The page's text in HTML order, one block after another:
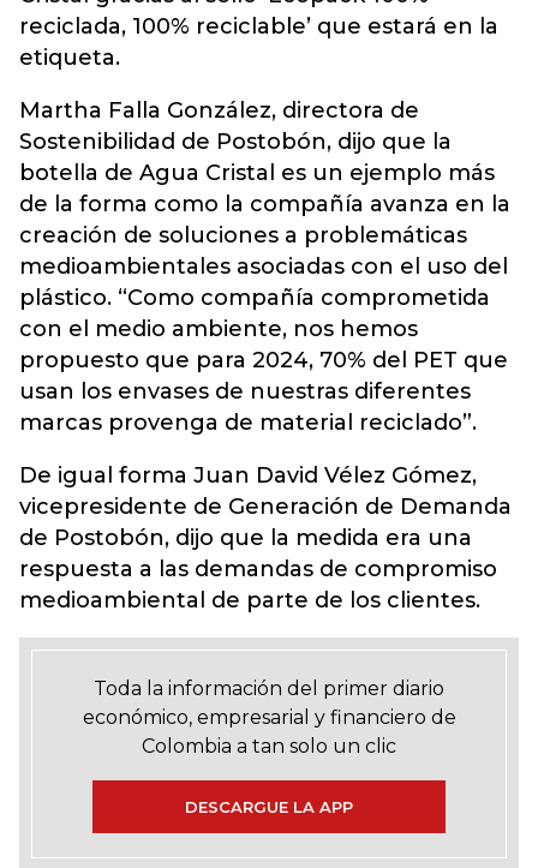
reciclada, 100% reciclable’ que estará en la
etiqueta.
Martha Falla González, directora de
Sostenibilidad de Postobón, dijo que la
botella de Agua Cristal es un ejemplo más
de la forma como la compañía avanza en la
creación de soluciones a problemáticas
medioambientales asociadas con el uso del
plástico. “Como compañía comprometida
con el medio ambiente, nos hemos
propuesto que para 2024, 70% del PET que
usan los envases de nuestras diferentes
marcas provenga de material reciclado”.
De igual forma Juan David Vélez Gómez,
vicepresidente de Generación de Demanda
de Postobón, dijo que la medida era una
respuesta a las demandas de compromiso
medioambiental de parte de los clientes.
Toda la información del primer diario
económico, empresarial y financiero de
Colombia a tan solo un clic
DESCARGUE LA APP